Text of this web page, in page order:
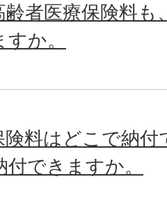
齢者医療保険料も
か。
険料はどこで納
できますか。